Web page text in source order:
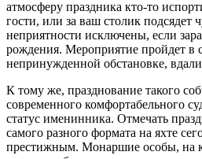
атмосферу праздника кто-то
гости, или за ваш столик подсядет
неприятности исключены, если
рождения. Мероприятие пройдет в
непринужденной обстановке,
К тому же, празднование такого
современного комфортабельного
статус именинника. Отмечать
самого разного формата на яхте
престижным. Монаршие особы, на